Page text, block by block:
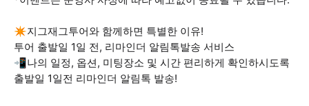
✴️지그재그투어와 함께하면 특별한 이유!
투어 출발일 1일 전, 리마인더 알림톡발송 서비스
📲나의 일정, 옵션, 미팅장소 및 시간 편리하게 확인하시도록
출발일 1일전 리마인더 알림톡 발송!